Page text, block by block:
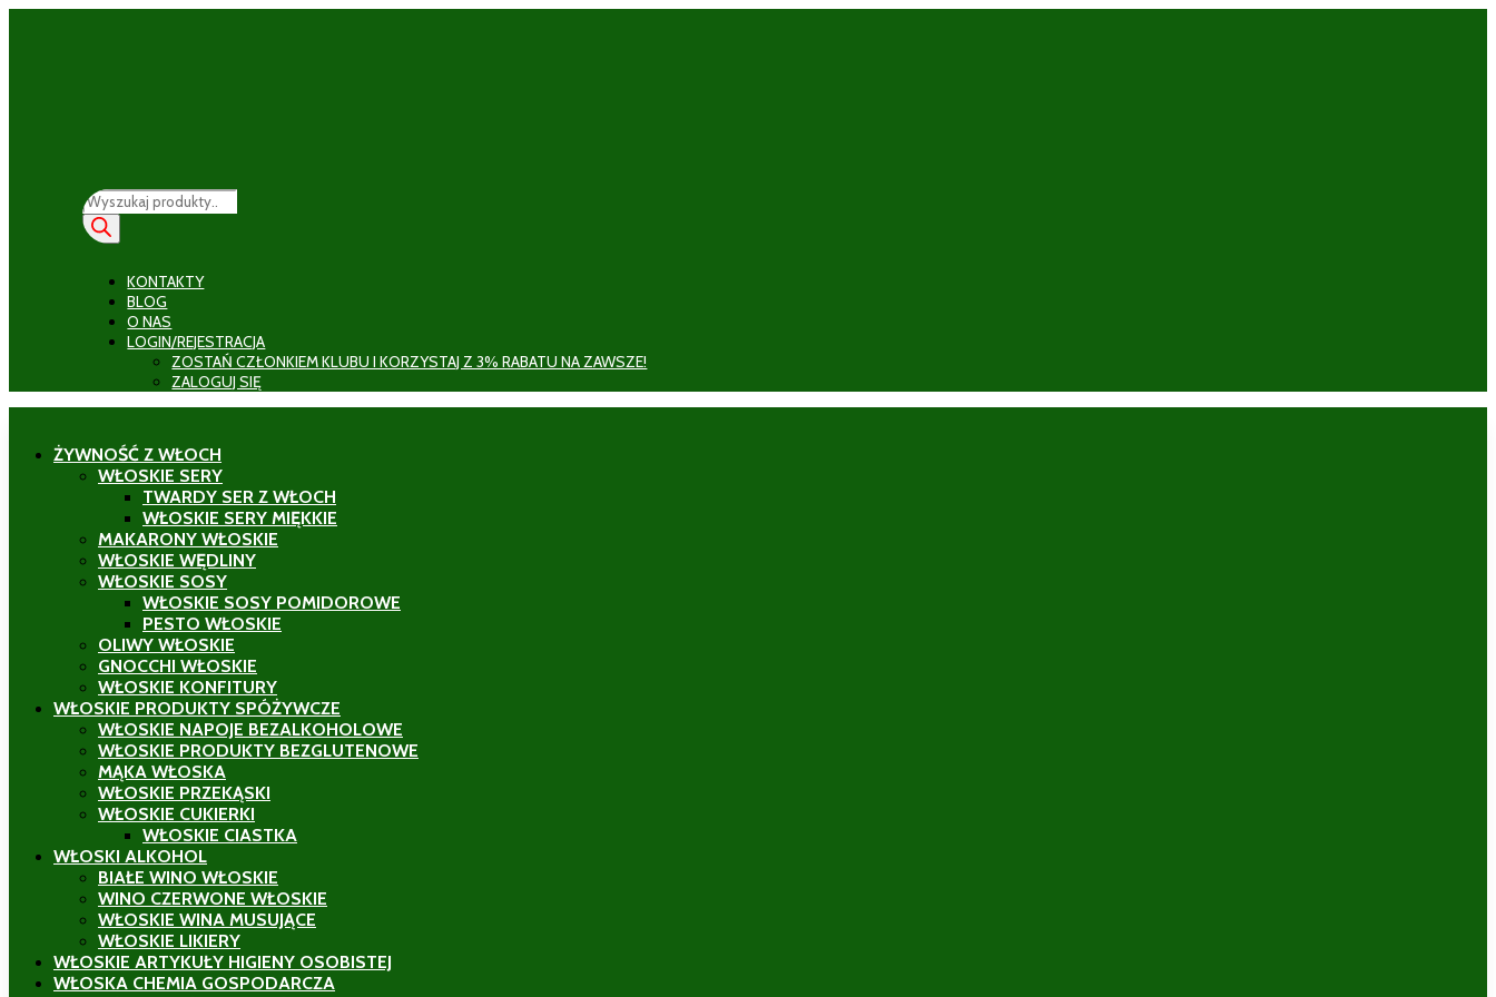
Wyszukiwarka
produktów
KONTAKTY
BLOG
O NAS
LOGIN/REJESTRACJA
ZOSTAŃ CZŁONKIEM KLUBU I KORZYSTAJ Z 3% RABATU NA ZAWSZE!
ZALOGUJ SIĘ
ŻYWNOŚĆ Z WŁOCH
WŁOSKIE SERY
TWARDY SER Z WŁOCH
WŁOSKIE SERY MIĘKKIE
MAKARONY WŁOSKIE
WŁOSKIE WĘDLINY
WŁOSKIE SOSY
WŁOSKIE SOSY POMIDOROWE
PESTO WŁOSKIE
OLIWY WŁOSKIE
GNOCCHI WŁOSKIE
WŁOSKIE KONFITURY
WŁOSKIE PRODUKTY SPÓŻYWCZE
WŁOSKIE NAPOJE BEZALKOHOLOWE
WŁOSKIE PRODUKTY BEZGLUTENOWE
MĄKA WŁOSKA
WŁOSKIE PRZEKĄSKI
WŁOSKIE CUKIERKI
WŁOSKIE CIASTKA
WŁOSKI ALKOHOL
BIAŁE WINO WŁOSKIE
WINO CZERWONE WŁOSKIE
WŁOSKIE WINA MUSUJĄCE
WŁOSKIE LIKIERY
WŁOSKIE ARTYKUŁY HIGIENY OSOBISTEJ
WŁOSKA CHEMIA GOSPODARCZA